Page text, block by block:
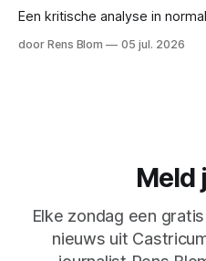
Een kritische analyse in
door Rens Blom 05 jul. 2026
Meld
Elke zondag een
nieuws uit